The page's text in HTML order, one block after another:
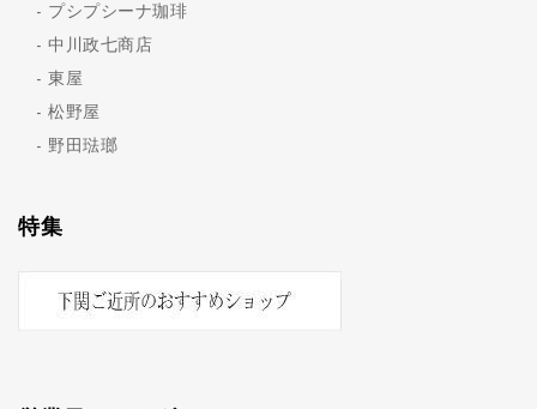
プシプシーナ珈琲
中川政七商店
東屋
松野屋
野田琺瑯
特集